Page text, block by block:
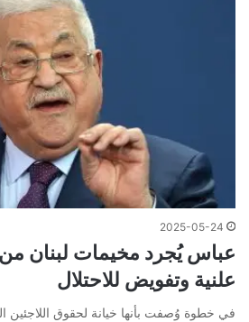
2025-05-24
عباس يُجرد مخيمات لبنان من
علنية وتفويض للاحتلال
في خطوة وُصفت بأنها خيانة لحقوق اللاجئين